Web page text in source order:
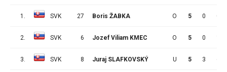
1. SVK 27 Boris ŽABKA O 5 0 0
2. SVK 6 Jozef Viliam KMEC O 5 0
3. SVK 8 Juraj SLAFKOVSKÝ U 5 3 6